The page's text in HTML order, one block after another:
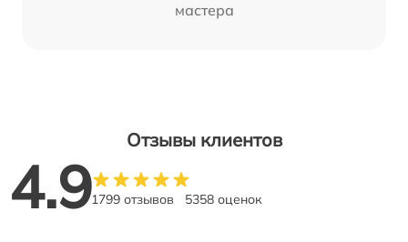
мастера
Отзывы клиентов
4.91799 отзывов 5358 оценок